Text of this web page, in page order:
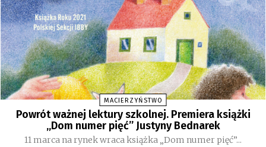
MACIERZYŃSTWO
Powrót ważnej lektury szkolnej. Premiera książki
„Dom numer pięć” Justyny Bednarek
11 marca na rynek wraca książka „Dom numer pięć”...